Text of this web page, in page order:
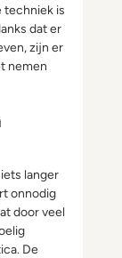
techniek is
dat er
zijn er
nemen
langer
onnodig
door veel
De